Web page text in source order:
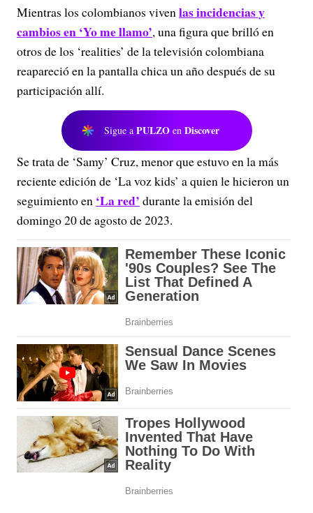
Mientras los colombianos vivenlas incidencias y
cambios en ‘Yo me llamo’, una figura que brilló en
otros de los ‘realities’ de la televisión colombiana
reapareció en la pantalla chica un año después de su
participación allí.
Sigue a PULZO en Discover
Se trata de ‘Samy’ Cruz, menor que estuvo en la más
reciente edición de ‘La voz kids’ a quien le hicieron un
seguimiento en ‘La red’ durante la emisión del
domingo 20 de agosto de 2023.